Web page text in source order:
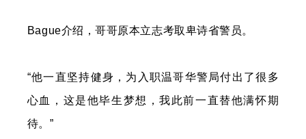
Bague介绍，哥哥原本立志考取卑诗省警员。
“他一直坚持健身，为入职温哥华警局付出了很多
心血，这是他毕生梦想，我此前一直替他满怀期
待。”